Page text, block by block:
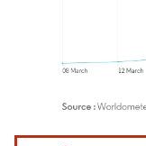
Image © Mordor